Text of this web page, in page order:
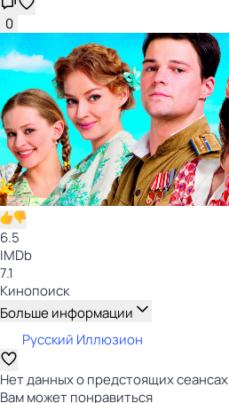
0
6.5
IMDb
7.1
Кинопоиск
Больше информации
Русский Иллюзион
Нет данных о предстоящих сеансах
Вам может понравиться